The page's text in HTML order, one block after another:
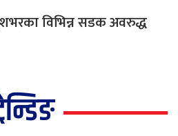
विभिन्न सडक अवरुद्ध